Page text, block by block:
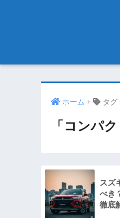
ホーム タグ
「コンパ
スズ
べき
徹底